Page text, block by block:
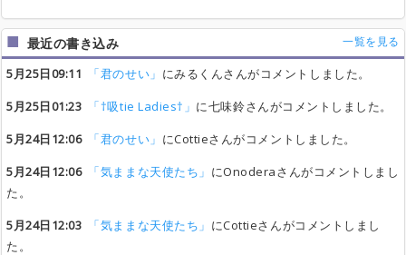
最近の書き込み 一覧を見る
5月25日09:11 「君のせい」 にみるくんさんがコメントしました。
5月25日01:23
「†吸tie Ladies†」 に七味鈴さんがコメントしました。
5月24日12:06
「君のせい」 にCottieさんがコメントしました。
5月24日12:06
「気ままな天使たち」 にOnoderaさんがコメントしまし
た。
5月24日12:03
「気ままな天使たち」 にCottieさんがコメントしまし
た。